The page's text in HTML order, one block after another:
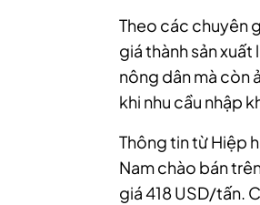
Theo các chuyên
giá thành sản
nông dân mà còn
khi nhu cầu nhập
Thông tin từ Hiệp
Nam chào bán
giá 418 USD/tấn.